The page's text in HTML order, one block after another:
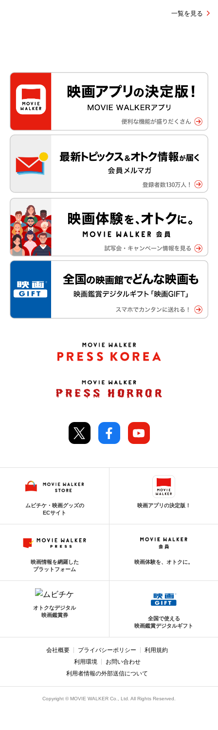
一覧を見る
ムビチケ・映画グッズの
ECサイト
映画アプリの決定版！
映画情報を網羅した
プラットフォーム
映画体験を、オトクに。
オトクなデジタル
映画鑑賞券
全国で使える
映画鑑賞デジタルギフト
会社概要 プライバシーポリシー
利用規約
利用環境
お問い合わせ
利用者情報の外部送信について
Copyright © MOVIE WALKER Co., Ltd. All Rights Reserved.